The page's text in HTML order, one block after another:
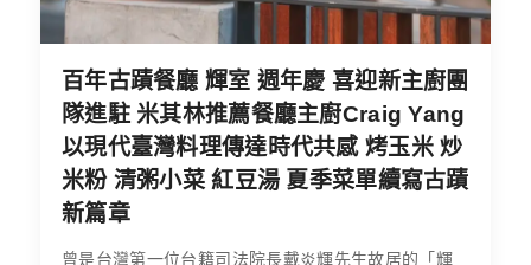
百年古蹟餐廳 輝室 週年慶 喜迎新主廚團
隊進駐 米其林推薦餐廳主廚Craig Yang
以現代臺灣料理傳達時代共感 烤玉米 炒
米粉 清粥小菜 紅豆湯 夏季菜單續寫古蹟
新篇章
曾是台灣第一位台籍司法院長戴炎輝先生故居的「輝